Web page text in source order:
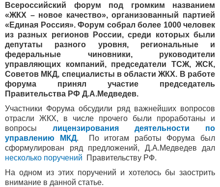
Всероссийский форум под громким названием
«ЖКХ – новое качество», организованный партией
«Единая Россия». Форум собрал более 1000 человек
из разных регионов России, среди которых были
депутаты разного уровня, региональные и
федеральные чиновники, руководители
управляющих компаний, председатели ТСЖ, ЖСК,
Советов МКД, специалисты в области ЖКХ. В работе
форума принял участие председатель
Правительства РФ Д.А.Медведев.
Участники Форума обсудили ряд важнейших вопросов
отрасли ЖКХ, в числе прочего были проработаны и
вопросы лицензирования деятельности по
управлению МКД. По итогам работы Форума был
сформулирован ряд предложений, Д.А.Медведев дал
несколько поручений Правительству РФ.
На одном из этих поручений и хотелось бы заострить
внимание в данной статье.